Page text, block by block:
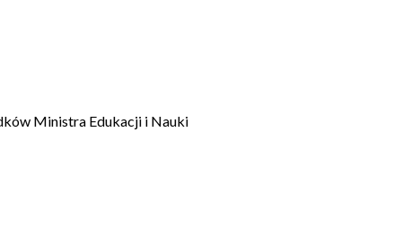
Ministra Edukacji i Nauki